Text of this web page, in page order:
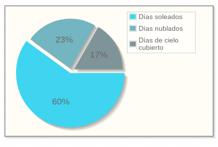
Días soleados
Días nublados
Días de cielo
cubierto
60%
23%
17%